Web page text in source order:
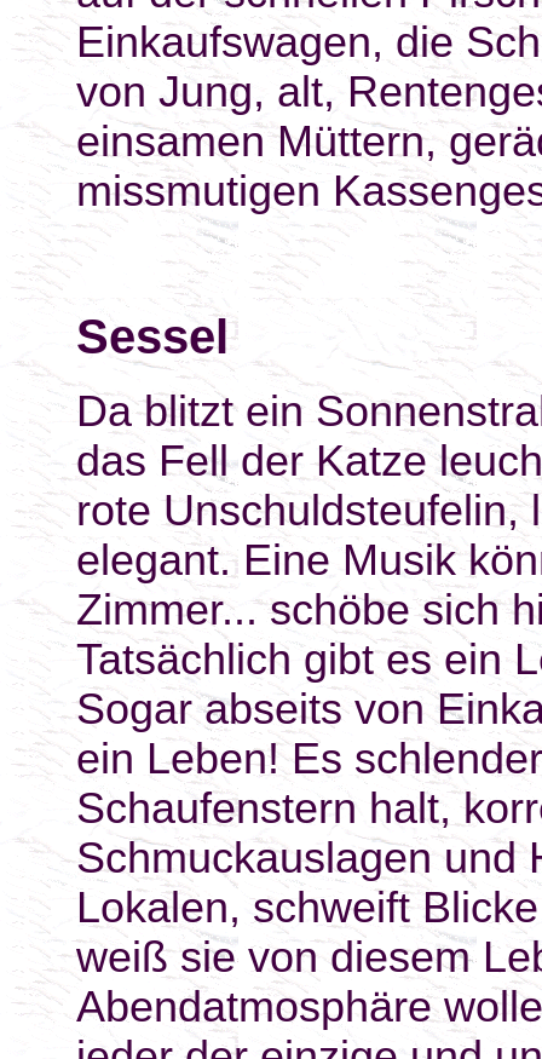
Einkaufswagen, die
von Jung, alt,
einsamen Müttern,
missmutigen
Sessel
Da blitzt ein
das Fell der Katze
rote Unschuldsteufelin,
elegant. Eine Musik
Zimmer... schöbe sich
Tatsächlich gibt es ein
Sogar abseits von
ein Leben! Es
Schaufenstern halt,
Schmuckauslagen und
Lokalen, schweift
weiß sie von diesem
Abendatmosphäre